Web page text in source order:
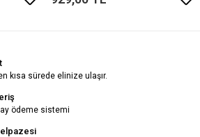
kısa sürede elinize ulaşır.
ödeme sistemi